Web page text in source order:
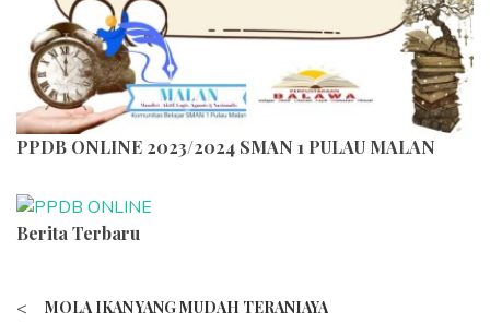
PPDB ONLINE 2023/2024 SMAN 1 PULAU MALAN
Berita Terbaru
< MOLA IKAN YANG MUDAH TERANIAYA